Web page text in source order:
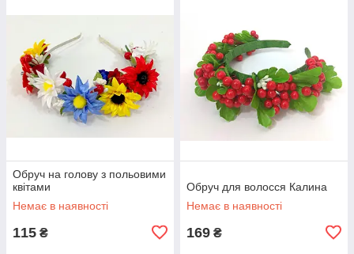
Обруч на голову з польовими
квітами
Немає в наявності
115 ₴
Обруч для волосся Калина
Немає в наявності
169 ₴